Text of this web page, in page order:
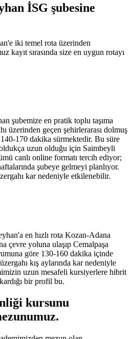
İSG şubesine
iki temel rota üzerinden
kayıt sırasında size en uygun rotayı
şubemize en pratik toplu taşıma
üzerinden geçen şehirlerarası dolmuş
170 dakika sürmektedir. Bu süre
uzun olduğu için Saimbeyli
canlı online formatı tercih ediyor;
şubeye gelmeyi planlıyor.
kar nedeniyle etkilenebilir.
en hızlı rota Kozan-Adana
çevre yoluna ulaşıp Cemalpaşa
göre 130-160 dakika içinde
kış aylarında kar nedeniyle
uzun mesafeli kursiyerlere hibrit
bir profil bu.
kursunu
.